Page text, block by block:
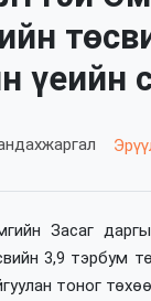
үеийн
Засаг
3,9 тэрбум
тоног